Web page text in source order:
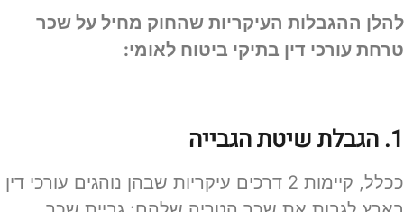
להלן ההגבלות העיקריות שהחוק מחיל על שכר
טרחת עורכי דין בתיקי ביטוח לאומי:
1. הגבלת שיטת הגבייה
ככלל, קיימות 2 דרכים עיקריות שבהן נוהגים עורכי דין